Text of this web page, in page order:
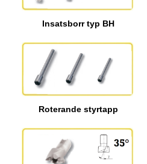
Insatsborr typ BH
Roterande styrtapp